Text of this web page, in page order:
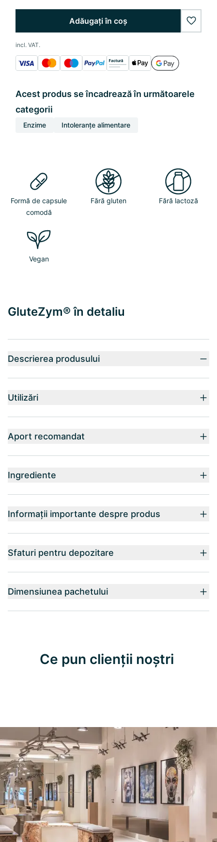
Adăugați în coș
incl. VAT.
Acest produs se încadrează în următoarele
categorii
Enzime Intoleranțe alimentare
Formă de capsule
comodă
Fără gluten Fără lactoză
Vegan
GluteZym® în detaliu
Descrierea produsului
Utilizări
Aport recomandat
Ingrediente
Informații importante despre produs
Sfaturi pentru depozitare
Dimensiunea pachetului
Ce pun clienții noștri